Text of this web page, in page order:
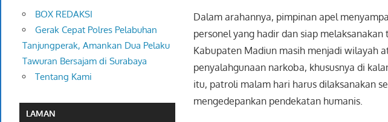
Dalam arahannya, pimpinan apel
personel yang hadir dan siap
Kabupaten Madiun masih menjadi wilayah
penyalahgunaan narkoba, khususnya di
itu, patroli malam hari harus dilaksanakan
mengedepankan pendekatan humanis.
BOX REDAKSI
Gerak Cepat Polres Pelabuhan
Tanjungperak, Amankan Dua Pelaku
Tawuran Bersajam di Surabaya
Tentang Kami
LAMAN